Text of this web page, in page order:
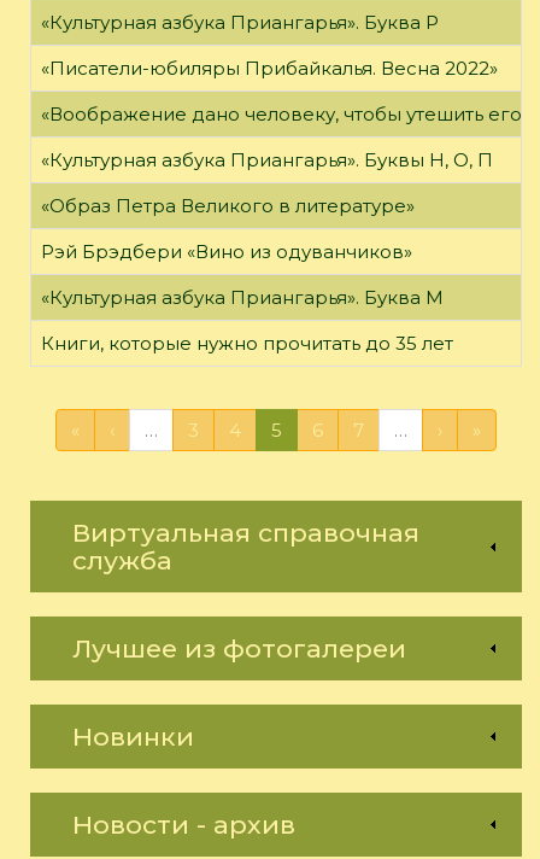
«Культурная азбука Приангарья». Буква Р
«Писатели-юбиляры Прибайкалья. Весна 2022»
«Воображение дано человеку, чтобы утешить его
«Культурная азбука Приангарья». Буквы Н, О, П
«Образ Петра Великого в литературе»
Рэй Брэдбери «Вино из одуванчиков»
«Культурная азбука Приангарья». Буква М
Книги, которые нужно прочитать до 35 лет
« ‹ … 3 4 5 6 7 … › »
Виртуальная справочная
служба
Лучшее из фотогалереи
Новинки
Новости - архив